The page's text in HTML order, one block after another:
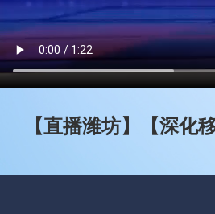
【直播潍坊】【深化